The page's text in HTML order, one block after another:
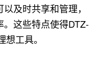
及时共享和管理，
这些特点使得DTZ-
工具。